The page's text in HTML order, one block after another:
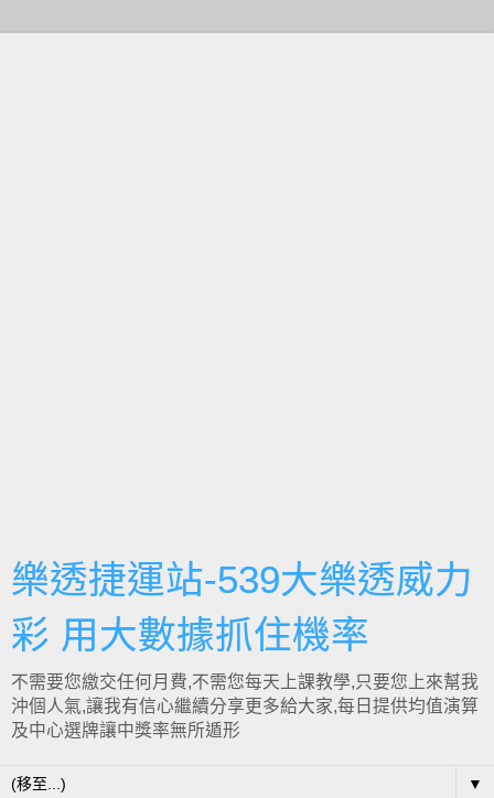
樂透捷運站-539大樂透威力
彩 用大數據抓住機率
不需要您繳交任何月費,不需您每天上課教學,只要您上來幫我
沖個人氣,讓我有信心繼續分享更多給大家,每日提供均值演算
及中心選牌讓中獎率無所遁形
▼